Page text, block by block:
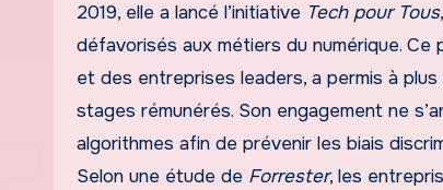
2019, elle a lancé l’initiative Tech pour Tous
défavorisés aux métiers du numérique.
et des entreprises leaders, a permis à
stages rémunérés. Son engagement ne
algorithmes afin de prévenir les biais
Selon une étude de Forrester, les